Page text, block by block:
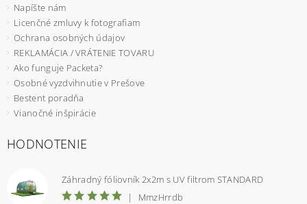
Napíšte nám
Licenčné zmluvy k fotografiam
Ochrana osobných údajov
REKLAMÁCIA / VRÁTENIE TOVARU
Ako funguje Packeta?
Osobné vyzdvihnutie v Prešove
Bestent poradňa
Vianočné inšpirácie
HODNOTENIE
Záhradný fóliovník 2x2m s UV filtrom STANDARD
|
MmzHrrdb